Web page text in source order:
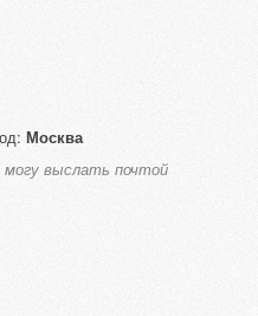
Москва
могу выслать почтой